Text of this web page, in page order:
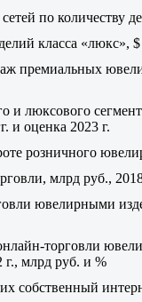
по количеству
класса «люкс», $
премиальных
и люксового
и оценка 2023 г.
розничного
млрд руб.,
ювелирными
торговли
г., млрд руб. и %
собственный